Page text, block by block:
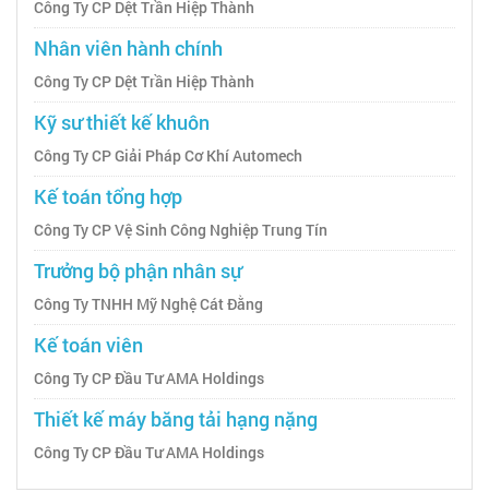
Công Ty CP Dệt Trần Hiệp Thành
Nhân viên hành chính
Công Ty CP Dệt Trần Hiệp Thành
Kỹ sư thiết kế khuôn
Công Ty CP Giải Pháp Cơ Khí Automech
Kế toán tổng hợp
Công Ty CP Vệ Sinh Công Nghiệp Trung Tín
Trưởng bộ phận nhân sự
Công Ty TNHH Mỹ Nghệ Cát Đằng
Kế toán viên
Công Ty CP Đầu Tư AMA Holdings
Thiết kế máy băng tải hạng nặng
Công Ty CP Đầu Tư AMA Holdings